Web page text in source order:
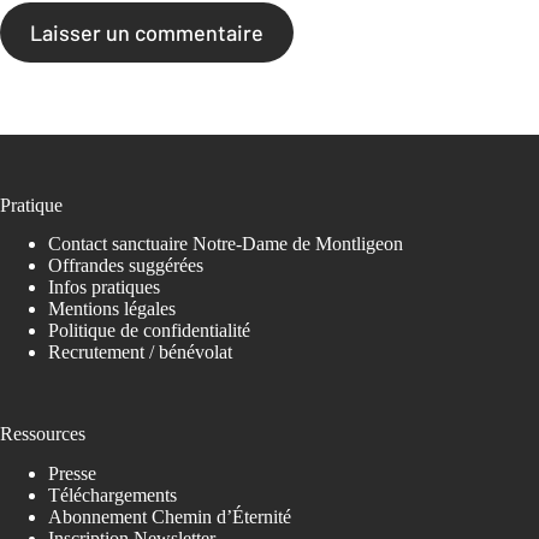
Laisser un commentaire
Pratique
Contact sanctuaire Notre-Dame de Montligeon
Offrandes suggérées
Infos pratiques
Mentions légales
Politique de confidentialité
Recrutement / bénévolat
Ressources
Presse
Téléchargements
Abonnement Chemin d’Éternité